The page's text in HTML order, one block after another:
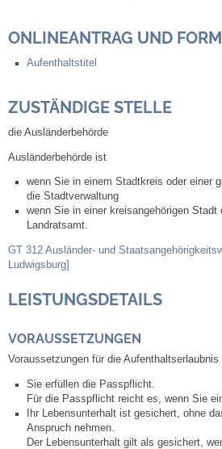
Notdienste
Fahrplanauskünfte
Ortsplan
Bildergalerie
Rund um den Wein
Schlepper / Traktor
Aktuelles
Gemeindeverwaltung
ONLINEANTRAG UND
Aufenthaltstitel
ZUSTÄNDIGE STELLE
die Ausländerbehörde
Ausländerbehörde ist
wenn Sie in einem Stadtkreis oder einer
die Stadtverwaltung
wenn Sie in einer kreisangehörigen Stadt
Landratsamt.
GT 312 Ausländer- und
Ludwigsburg]
LEISTUNGSDETAILS
VORAUSSETZUNGEN
Voraussetzungen für die Aufenthaltserlaubnis
Sie erfüllen die Passpflicht.
Für die Passpflicht reicht es, wenn Sie
Ihr Lebensunterhalt ist gesichert, ohne
Anspruch nehmen.
Der Lebensunterhalt gilt als gesichert,